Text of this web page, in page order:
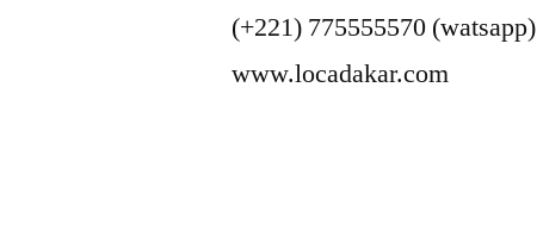
(+221) 775555570 (watsapp)
www.locadakar.com